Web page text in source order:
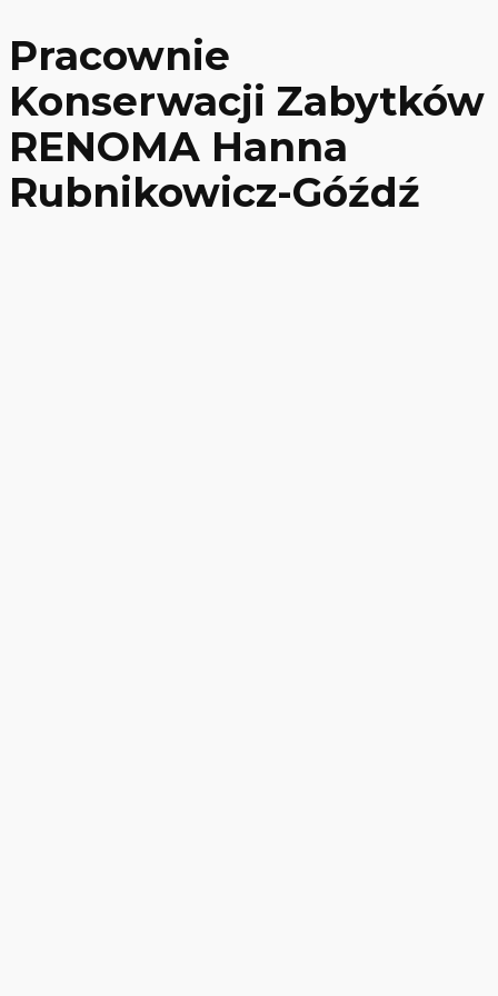
Pracownie
Konserwacji Zabytków
RENOMA Hanna
Rubnikowicz-Góźdź